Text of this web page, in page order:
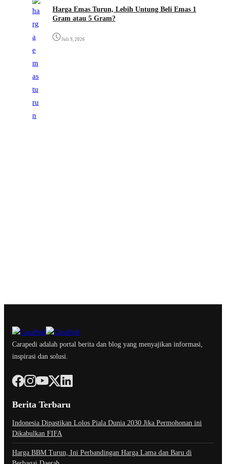
Harga Emas Turun, Lebih Untung Beli Emas 1
Gram atau 5 Gram?
Juli 9, 2026
Carapedi adalah portal berita dan blog yang menyajikan informasi,
inspirasi dan solusi.
Berita Terbaru
Indonesia Dipastikan Lolos Piala Dunia 2030 Jika Permohonan ini
Dikabulkan FIFA
Harga BBM Turun, Ini Perbandingan Harga Lama dan Baru di